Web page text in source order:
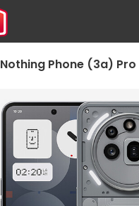
Nothing Phone (3a)